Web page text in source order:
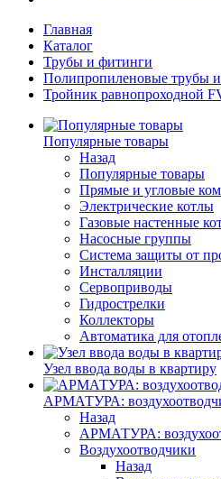
Главная
Каталог
Трубы и фитинги
Полипропиленовые трубы
Тройник равнопроходной
Популярные товары
Назад
Популярные товары
Прямые и угловые
Электрические котлы
Газовые настенные
Насосные группы
Система защиты от
Инсталляции
Сервоприводы
Гидрострелки
Коллекторы
Автоматика для
Узел ввода воды в квартиру
АРМАТУРА:
Назад
АРМАТУРА:
Воздухоотводчики
Назад